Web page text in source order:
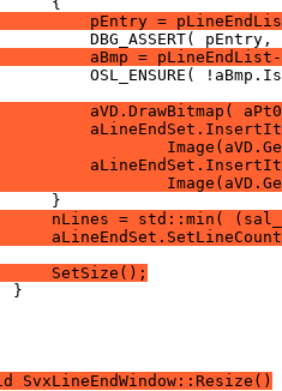
pEntry =
aBmp =
aVD.DrawBitmap(
nLines = std::min(
SetSize();
SvxLineEndWindow::Resize()